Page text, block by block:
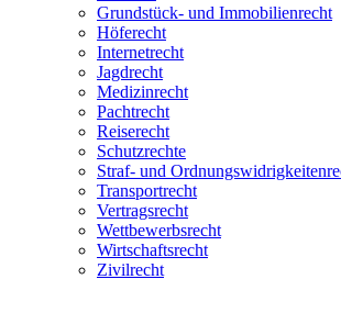
Grundstück- und Immobilienrecht
Höferecht
Internetrecht
Jagdrecht
Medizinrecht
Pachtrecht
Reiserecht
Schutzrechte
Straf- und
Transportrecht
Vertragsrecht
Wettbewerbsrecht
Wirtschaftsrecht
Zivilrecht